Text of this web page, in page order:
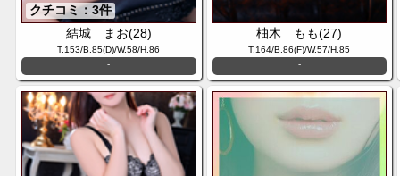
クチコミ：3件
結城 まお(28)
T.153/B.85(D)/W.58/H.86
-
柚木 もも(27)
T.164/B.86(F)/W.57/H.85
-